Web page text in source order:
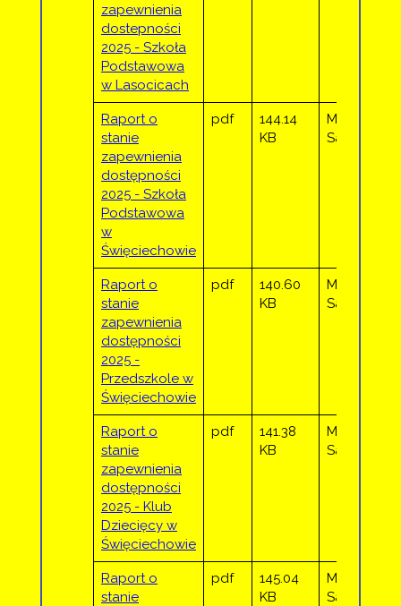
zapewnienia
dostepności
2025 - Szkoła
Podstawowa
w Lasocicach
Raport o
stanie
zapewnienia
dostępności
2025 - Szkoła
Podstawowa
w
Święciechowie
pdf
144.14
KB
Marta
Sadowska
Raport o
stanie
zapewnienia
dostępności
2025 -
Przedszkole w
Święciechowie
pdf
140.60
KB
Marta
Sadowska
Raport o
stanie
zapewnienia
dostępności
2025 - Klub
Dziecięcy w
Święciechowie
pdf
141.38
KB
Marta
Sadowska
Raport o
stanie
pdf
145.04
KB
Marta
Sadowska